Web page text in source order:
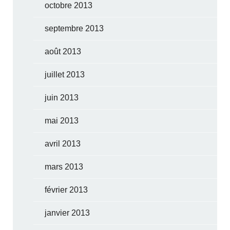
octobre 2013
septembre 2013
août 2013
juillet 2013
juin 2013
mai 2013
avril 2013
mars 2013
février 2013
janvier 2013